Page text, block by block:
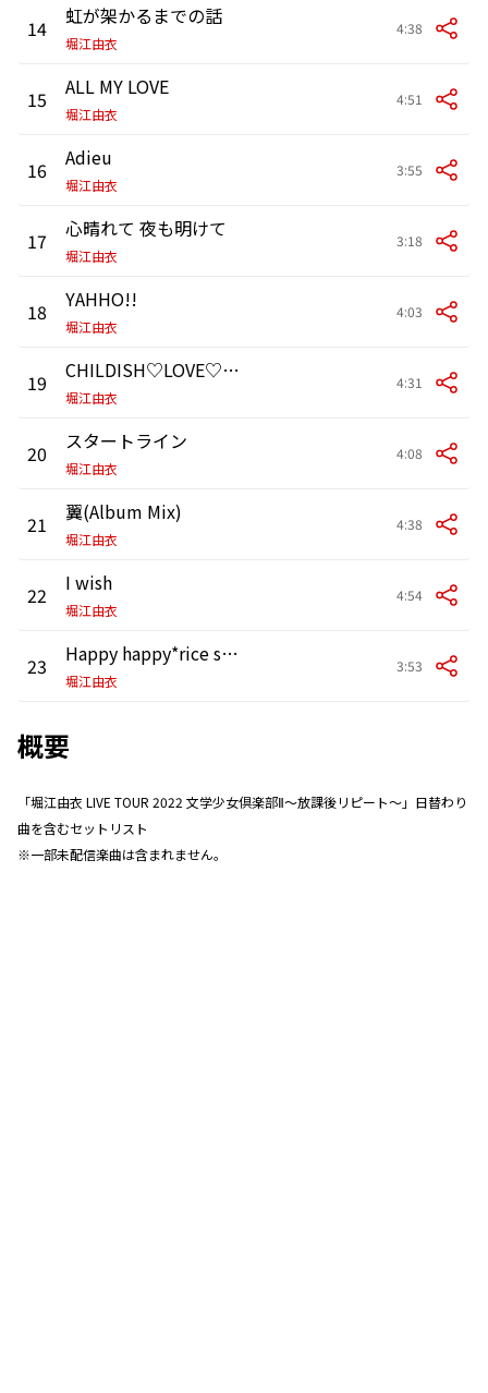
14 虹が架かるまでの話
堀江由衣
4:38
15 ALL MY LOVE
堀江由衣
4:51
16 Adieu
堀江由衣
3:55
17 心晴れて 夜も明けて
堀江由衣
3:18
18 YAHHO!!
堀江由衣
4:03
19 CHILDISH♡LOVE♡WORLD
堀江由衣
4:31
20 スタートライン
堀江由衣
4:08
21 翼(Album Mix)
堀江由衣
4:38
22 I wish
堀江由衣
4:54
23 Happy happy*rice shower -type yui-
堀江由衣
3:53
概要
「堀江由衣 LIVE TOUR 2022 文学少女倶楽部Ⅱ〜放課後リピート〜」日替わり
曲を含むセットリスト
※一部未配信楽曲は含まれません。